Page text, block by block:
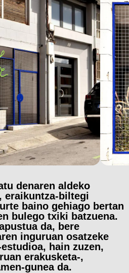
denaren aldeko
eraikuntza-biltegi
baino gehiago bertan
bulego txiki batzuena.
da, bere
inguruan osatzeke
hain zuzen,
erakusketa-,
gunea da.